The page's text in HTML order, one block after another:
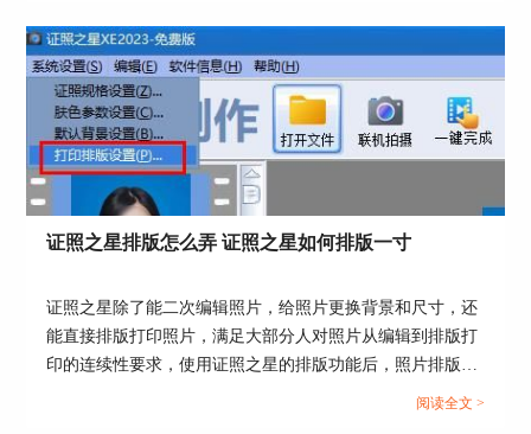
证照之星排版怎么弄 证照之星如何排版一寸
证照之星除了能二次编辑照片，给照片更换背景和尺寸，还
能直接排版打印照片，满足大部分人对照片从编辑到排版打
印的连续性要求，使用证照之星的排版功能后，照片排版就
无需再求助打印店操作了。这篇文章就告诉大家证照之星排
阅读全文 >